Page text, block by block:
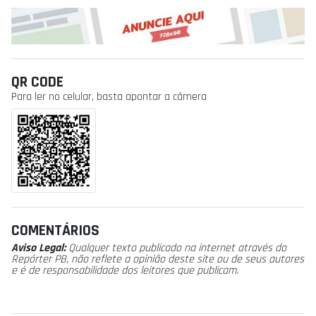
QR CODE
Para ler no celular, basta apontar a câmera
COMENTÁRIOS
Aviso Legal:Qualquer texto publicado na internet através do
Repórter PB, não reflete a opinião deste site ou de seus autores
e é de responsabilidade dos leitores que publicam.